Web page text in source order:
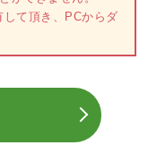
て頂き、PCからダ